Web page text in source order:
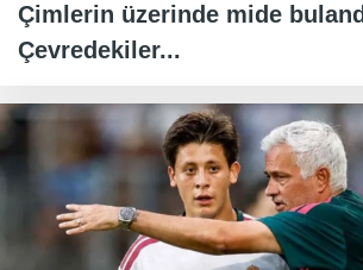
Çimlerin üzerinde mide
Çevredekiler...